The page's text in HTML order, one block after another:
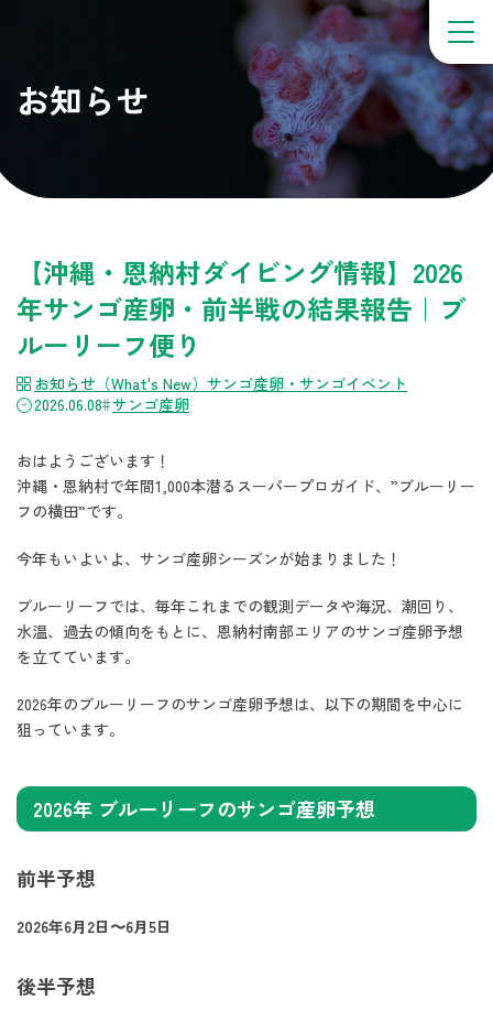
お知らせ
【沖縄・恩納村ダイビング情報】2026
年サンゴ産卵・前半戦の結果報告｜ブ
ルーリーフ便り
お知らせ（What's New） サンゴ産卵・サンゴイベント
2026.06.08 サンゴ産卵
おはようございます！
沖縄・恩納村で年間1,000本潜るスーパープロガイド、”ブルーリー
フの横田”です。
今年もいよいよ、サンゴ産卵シーズンが始まりました！
ブルーリーフでは、毎年これまでの観測データや海況、潮回り、
水温、過去の傾向をもとに、恩納村南部エリアのサンゴ産卵予想
を立てています。
2026年のブルーリーフのサンゴ産卵予想は、以下の期間を中心に
狙っています。
2026年 ブルーリーフのサンゴ産卵予想
前半予想
2026年6月2日〜6月5日
後半予想